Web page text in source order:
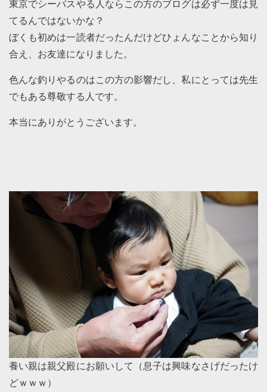
東京でシーバスやる人ならこの方のブログは必ず一度は見
てるんではないかな？
ぼくも初めは一読者だったんだけどひょんなことから知り
合え、お友達になりました。
色んな釣りやるのはこの方の影響だし、私にとっては先生
でもある尊敬する人です。
本当にありがとうございます。
養い親は親父殿にお願いして（息子は興味なさげだったけ
どｗｗｗ）